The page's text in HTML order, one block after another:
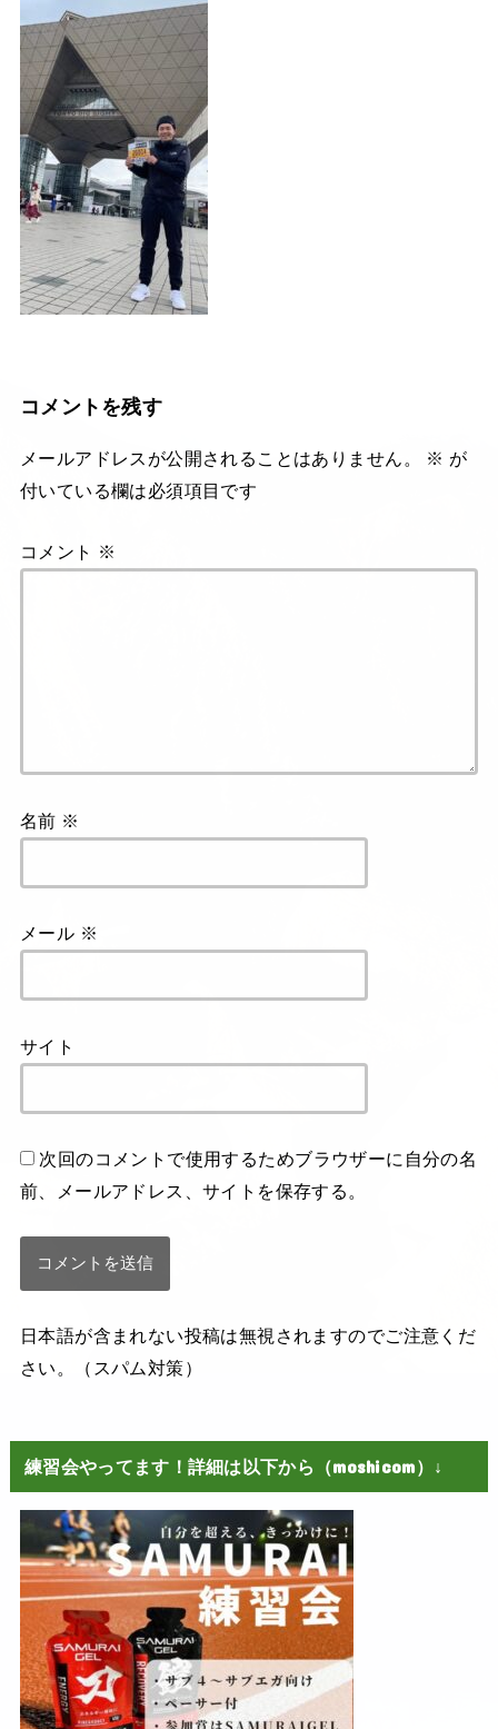
コメントを残す
メールアドレスが公開されることはありません。 ※ が
付いている欄は必須項目です
コメント ※
名前 ※
メール ※
サイト
次回のコメントで使用するためブラウザーに自分の名
前、メールアドレス、サイトを保存する。
日本語が含まれない投稿は無視されますのでご注意くだ
さい。（スパム対策）
練習会やってます！詳細は以下から（moshicom）↓